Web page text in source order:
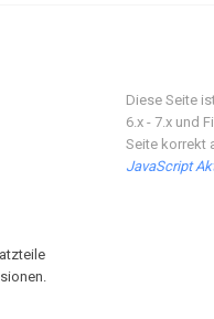
Diese Seite
6.x - 7.x und
Seite korrekt
JavaScript